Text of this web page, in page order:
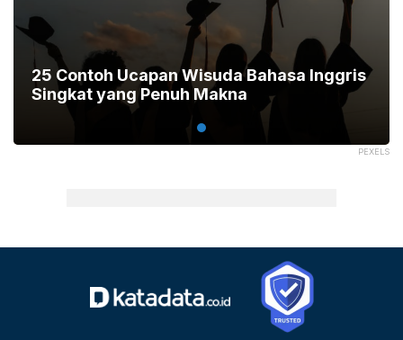
PEXELS
25 Contoh Ucapan Wisuda Bahasa Inggris
Singkat yang Penuh Makna